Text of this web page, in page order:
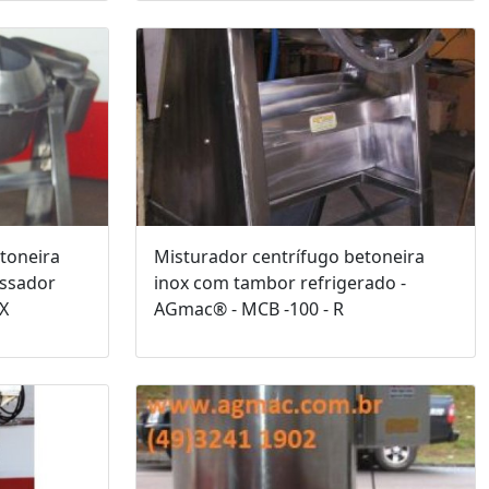
Misturador centrífugo betoneira
inox com tambor refrigerado -
AGmac® - MCB -100 - R